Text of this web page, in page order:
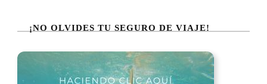
¡NO OLVIDES TU SEGURO DE VIAJE!